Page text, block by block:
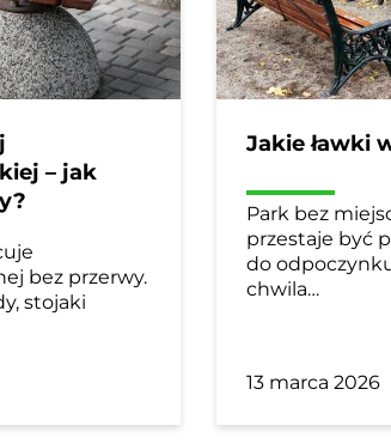
– jak
bez przerwy.
stojaki
Jakie ławki
Park bez
przestaje być
do
chwila…
13 marca 2026